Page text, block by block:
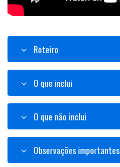
Roteiro
O que inclui
O que não inclui
Observações importantes